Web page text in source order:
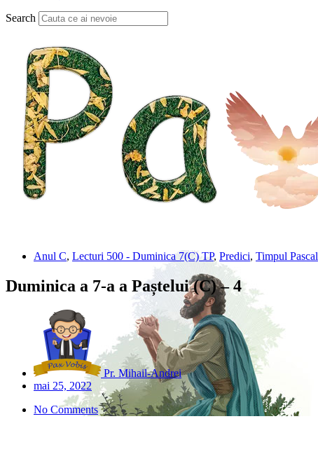
Search
Anul C, Lecturi 500 - Duminica 7(C) TP, Predici, Timpul Pascal
Duminica a 7-a a Paștelui (C) – 4
Pr. Mihail-Andrei
mai 25, 2022
No Comments